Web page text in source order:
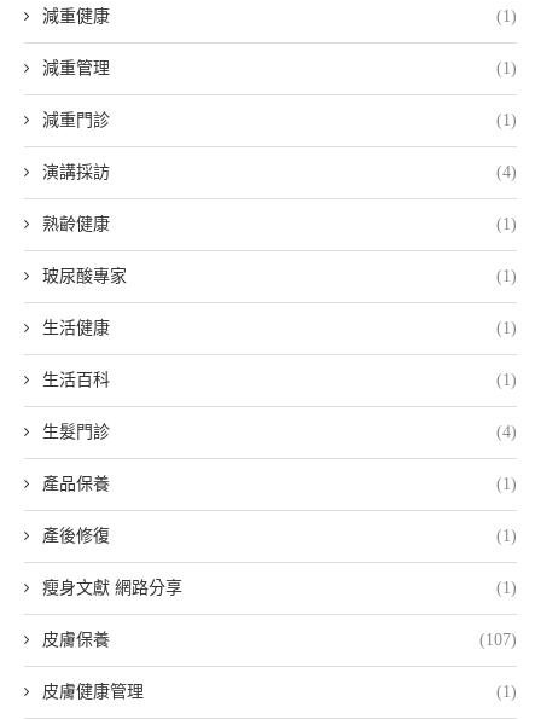
減重健康 (1)
減重管理 (1)
減重門診 (1)
演講採訪 (4)
熟齡健康 (1)
玻尿酸專家 (1)
生活健康 (1)
生活百科 (1)
生髮門診 (4)
產品保養 (1)
產後修復 (1)
瘦身文獻 網路分享 (1)
皮膚保養 (107)
皮膚健康管理 (1)